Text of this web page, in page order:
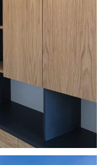
jardin à la